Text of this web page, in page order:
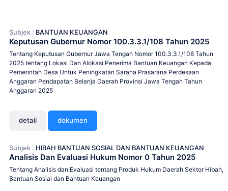
Subjek : BANTUAN KEUANGAN
Keputusan Gubernur Nomor 100.3.3.1/108 Tahun 2025
Tentang Keputusan Gubernur Jawa Tengah Nomor 100.3.3.1/108 Tahun
2025 tentang Lokasi Dan Alokasi Penerima Bantuan Keuangan Kepada
Pemerintah Desa Untuk Peningkatan Sarana Prasarana Perdesaan
Anggaran Pendapatan Belanja Daerah Provinsi Jawa Tengah Tahun
Anggaran 2025
detail dokumen
Subjek : HIBAH BANTUAN SOSIAL DAN BANTUAN KEUANGAN
Analisis Dan Evaluasi Hukum Nomor 0 Tahun 2025
Tentang Analisis dan Evaluasi tentang Produk Hukum Daerah Sektor Hibah,
Bantuan Sosial dan Bantuan Keuangan